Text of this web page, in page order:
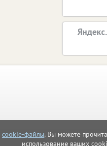
cookie-файлы. Вы можете
использование ваших